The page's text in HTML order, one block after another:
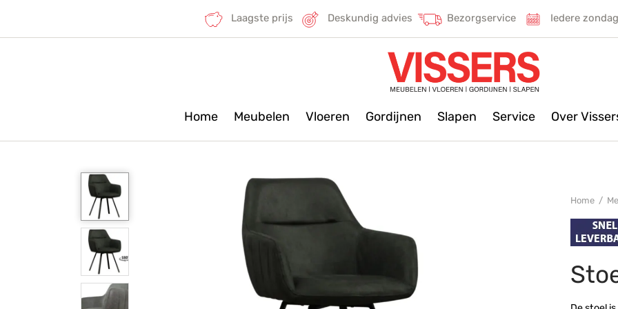
Laagste prijs Deskundig advies Bezorgservice Iedere
Home Meubelen Vloeren Gordijnen Slapen Service Over
Home /